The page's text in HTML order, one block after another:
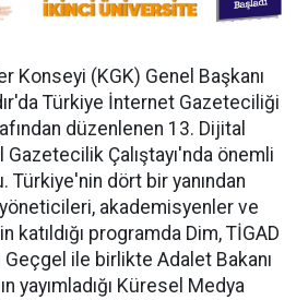
Konseyi (KGK) Genel Başkanı
Türkiye İnternet Gazeteciliği
düzenlenen 13. Dijital
Çalıştayı'nda önemli
dört bir yanından
akademisyenler ve
programda Dim, TİGAD
Geçgel ile birlikte Adalet Bakanı
yayımladığı Küresel Medya